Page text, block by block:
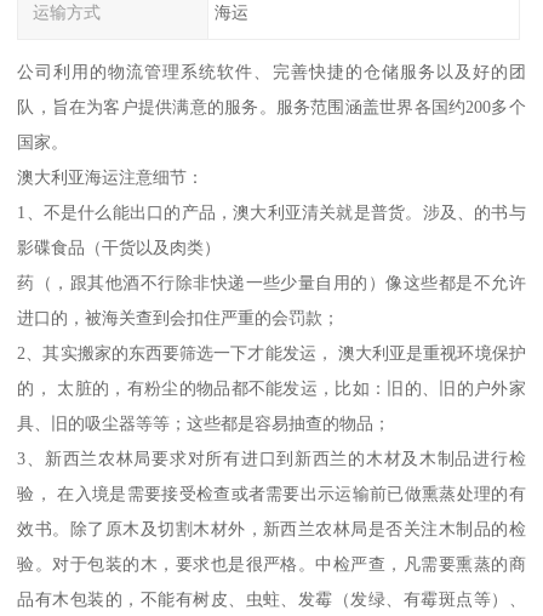
运输方式 海运
公司利用的物流管理系统软件、完善快捷的仓储服务以及好的团
队，旨在为客户提供满意的服务。服务范围涵盖世界各国约200多个
国家。
澳大利亚海运注意细节：
1、不是什么能出口的产品，澳大利亚清关就是普货。涉及、的书与
影碟食品（干货以及肉类）
药（，跟其他酒不行除非快递一些少量自用的）像这些都是不允许
进口的，被海关查到会扣住严重的会罚款；
2、其实搬家的东西要筛选一下才能发运， 澳大利亚是重视环境保护
的， 太脏的，有粉尘的物品都不能发运，比如：旧的、旧的户外家
具、旧的吸尘器等等；这些都是容易抽查的物品；
3、新西兰农林局要求对所有进口到新西兰的木材及木制品进行检
验， 在入境是需要接受检查或者需要出示运输前已做熏蒸处理的有
效书。除了原木及切割木材外，新西兰农林局是否关注木制品的检
验。对于包装的木，要求也是很严格。中检严查，凡需要熏蒸的商
品有木包装的，不能有树皮、虫蛀、发霉（发绿、有霉斑点等）、